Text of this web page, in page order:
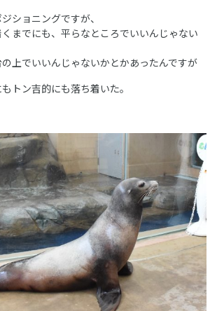
ショニングですが、
までにも、平らなところでいいんじゃない
上でいいんじゃないかとかあったんですが
トン吉的にも落ち着いた。